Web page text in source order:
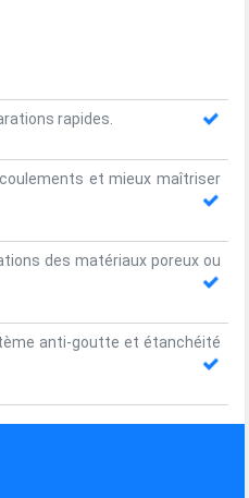
rapides.
et mieux maîtriser
des matériaux poreux ou
anti-goutte et étanchéité